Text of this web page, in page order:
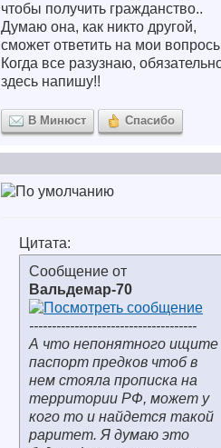
чтобы получить гражданство..
Думаю она, как никто другой,
сможет ответить на мои
Когда все разузнаю,
здесь напишу!!
В Минюст Спасибо
Цитата:
Сообщение от
Вальдемар-70
-------------------------------------
А что непонятного ищите
паспорт предков чтоб в
нем стояла прописка на
территории РФ, может у
кого то и найдется такой
раритет. Я думаю это